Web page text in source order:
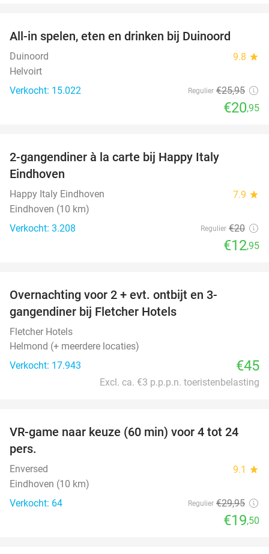
All-in spelen, eten en drinken bij Duinoord
Duinoord 9.8 star
Helvoirt
Verkocht: 15.022
Regulier €25,95
€20,95
2-gangendiner à la carte bij Happy Italy
Eindhoven
Happy Italy Eindhoven 7.9 star
Eindhoven (10 km)
Verkocht: 3.208
Regulier €20
€12,95
Overnachting voor 2 + evt. ontbijt en 3-
gangendiner bij Fletcher Hotels
Fletcher Hotels
Helmond (+ meerdere locaties)
Verkocht: 17.943
€45
Excl. ca. €3 p.p.p.n. toeristenbelasting
35%
VR-game naar keuze (60 min) voor 4 tot 24
pers.
Enversed 9.1 star
Eindhoven (10 km)
Verkocht: 64
Regulier €29,95
€19,50